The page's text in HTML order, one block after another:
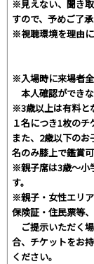
※見えない、聞き
すので、予めご了承
※視聴環境を理由に
※入場時に来場者全
本人確認ができ
※3歳以上は有料と
１名につき1枚のチ
また、2歳以下の
名のみ膝上で鑑賞可
※親子席は3歳～小
す。
※親子・女性エリ
保険証・住民票等
ご提示いただく
合、チケットをお
ください。